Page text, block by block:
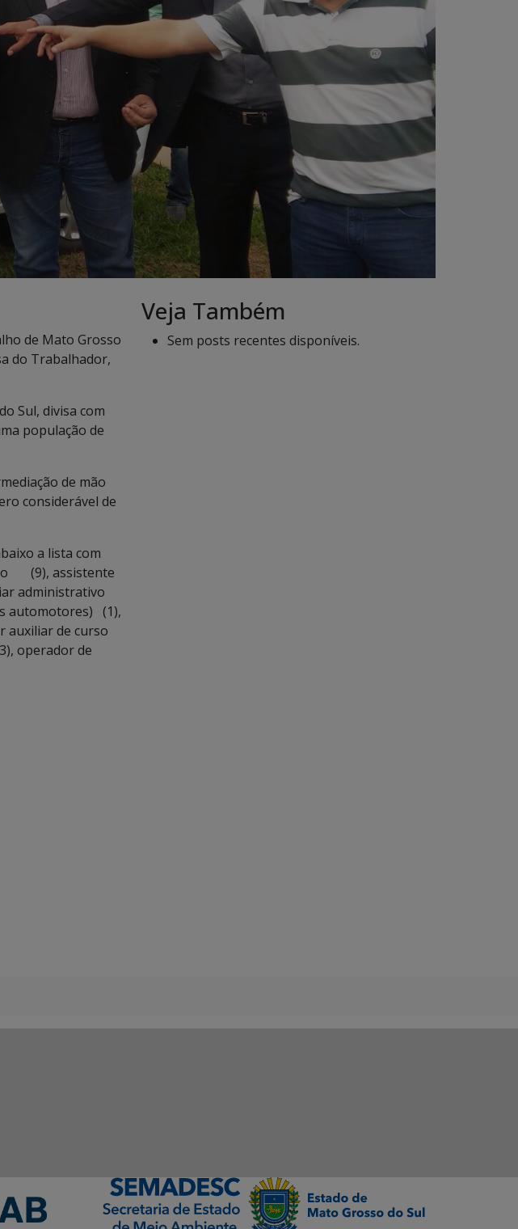
de Mato Grosso
do Trabalhador,
Sul, divisa com
população de
de mão
considerável de
a lista com
(9), assistente
administrativo
automotores) (1),
auxiliar de curso
operador de
Veja Também
Sem posts recentes disponíveis.